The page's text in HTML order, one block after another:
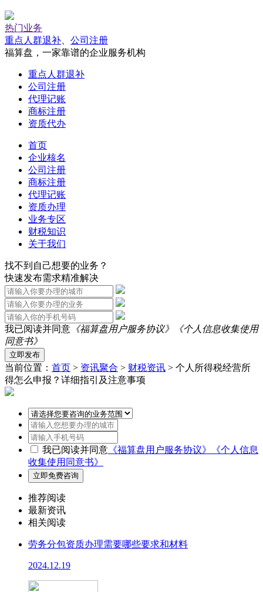
热门业务
重点人群退补
公司注册
福算盘，一家靠谱的企业服务机构
重点人群退补
公司注册
代理记账
商标注册
资质代办
首页
企业核名
公司注册
商标注册
代理记账
资质办理
业务专区
财税知识
关于我们
找不到自己想要的业务？
快速发布需求精准解决
我已阅读并同意 《福算盘用户服务协议》
《个人信息收集使用
同意书》
当前位置： 首页 > 资讯聚合 > 财税资讯 > 个人所得税经营所
得怎么申报？详细指引及注意事项
我已阅读并同意 《福算盘用户服务协议》
《个人信息
收集使用同意书》
推荐阅读
最新资讯
相关阅读
劳务分包资质办理需要哪些要求和材料
2024.12.19